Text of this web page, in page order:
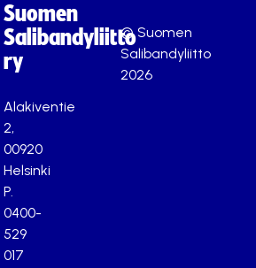
Suomen
Salibandyliitto
ry
Alakiventie
2,
00920
Helsinki
P.
0400-
529
017
© Suomen
Salibandyliitto
2026